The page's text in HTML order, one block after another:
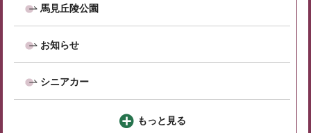
馬見丘陵公園
お知らせ
シニアカー
もっと見る